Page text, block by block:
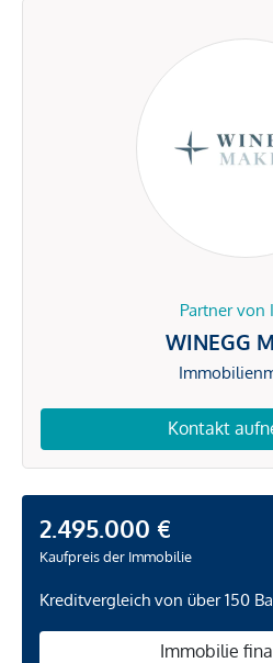
Partner von
WINEGG
Kontakt
2.495.000 €
Kaufpreis der Immobilie
Kreditvergleich von über 150
Immobilie